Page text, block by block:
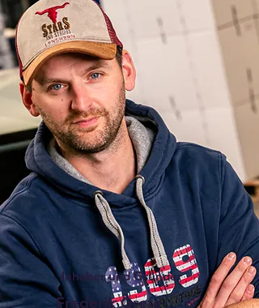
Inhaber und Gründer
Frederik Grefe